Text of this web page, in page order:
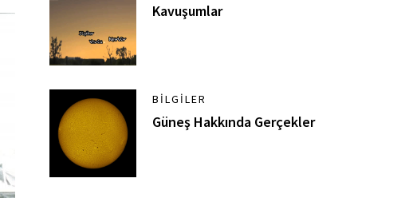
Kavuşumlar
BILGILER
Güneş Hakkında Gerçekler